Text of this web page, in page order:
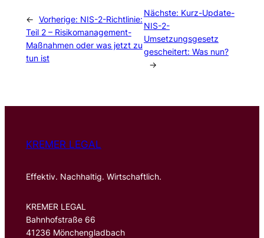
← Vorherige: NIS-2-Richtlinie:
Teil 2 – Risikomanagement-
Maßnahmen oder was jetzt zu
tun ist
Nächste: Kurz-Update-
NIS-2-
Umsetzungsgesetz
gescheitert: Was nun?
→
KREMER LEGAL
Effektiv. Nachhaltig. Wirtschaftlich.
KREMER LEGAL
Bahnhofstraße 66
41236 Mönchengladbach